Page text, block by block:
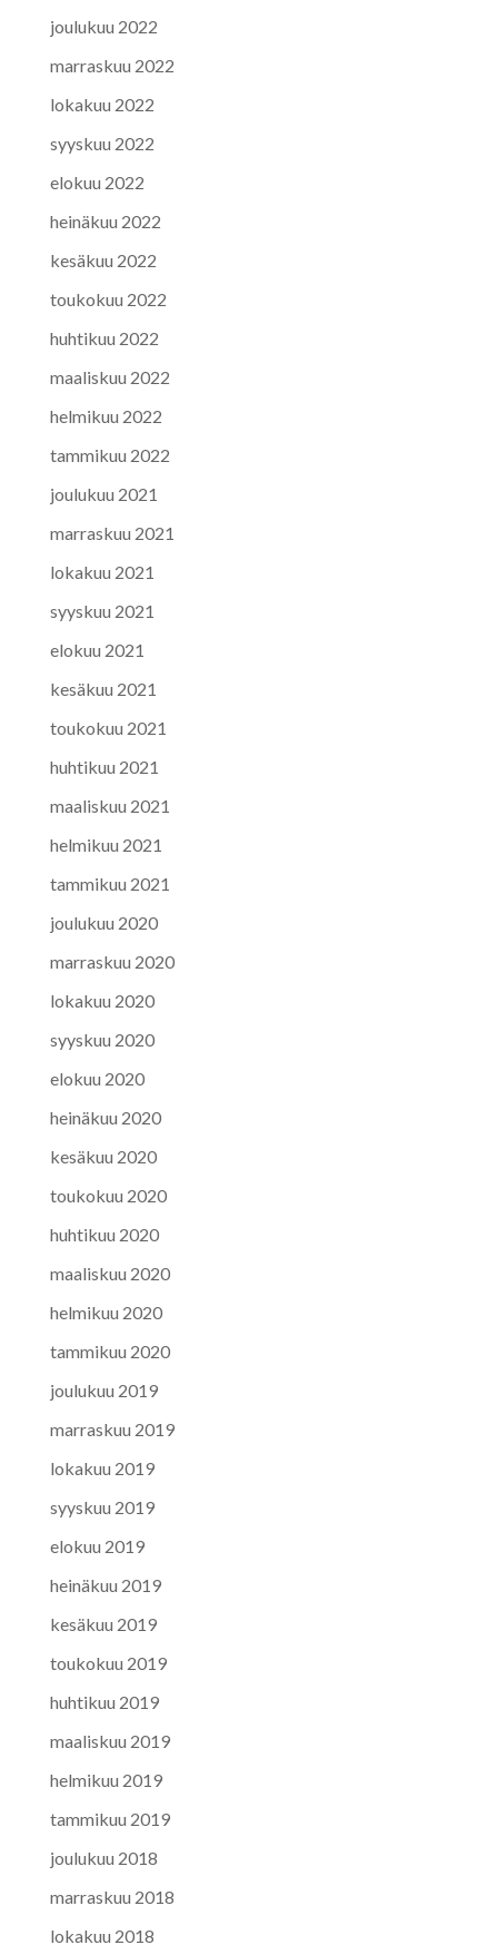
joulukuu 2022
marraskuu 2022
lokakuu 2022
syyskuu 2022
elokuu 2022
heinäkuu 2022
kesäkuu 2022
toukokuu 2022
huhtikuu 2022
maaliskuu 2022
helmikuu 2022
tammikuu 2022
joulukuu 2021
marraskuu 2021
lokakuu 2021
syyskuu 2021
elokuu 2021
kesäkuu 2021
toukokuu 2021
huhtikuu 2021
maaliskuu 2021
helmikuu 2021
tammikuu 2021
joulukuu 2020
marraskuu 2020
lokakuu 2020
syyskuu 2020
elokuu 2020
heinäkuu 2020
kesäkuu 2020
toukokuu 2020
huhtikuu 2020
maaliskuu 2020
helmikuu 2020
tammikuu 2020
joulukuu 2019
marraskuu 2019
lokakuu 2019
syyskuu 2019
elokuu 2019
heinäkuu 2019
kesäkuu 2019
toukokuu 2019
huhtikuu 2019
maaliskuu 2019
helmikuu 2019
tammikuu 2019
joulukuu 2018
marraskuu 2018
lokakuu 2018